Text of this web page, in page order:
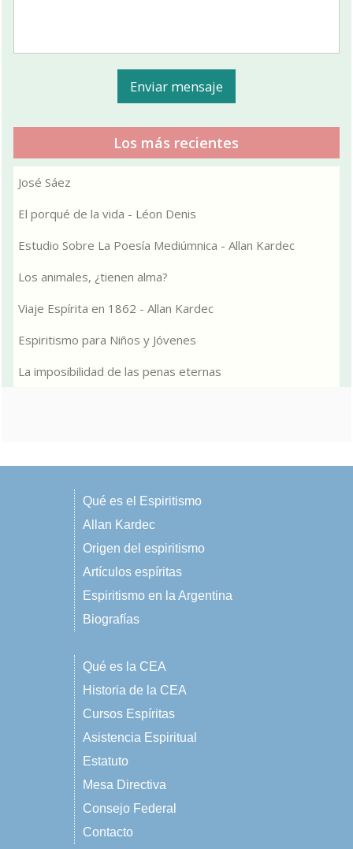
Los más recientes
José Sáez
El porqué de la vida - Léon Denis
Estudio Sobre La Poesía Mediúmnica - Allan Kardec
Los animales, ¿tienen alma?
Viaje Espírita en 1862 - Allan Kardec
Espiritismo para Niños y Jóvenes
La imposibilidad de las penas eternas
Qué es el Espiritismo
Allan Kardec
Origen del espiritismo
Artículos espíritas
Espiritismo en la Argentina
Biografías
Qué es la CEA
Historia de la CEA
Cursos Espíritas
Asistencia Espiritual
Estatuto
Mesa Directiva
Consejo Federal
Contacto